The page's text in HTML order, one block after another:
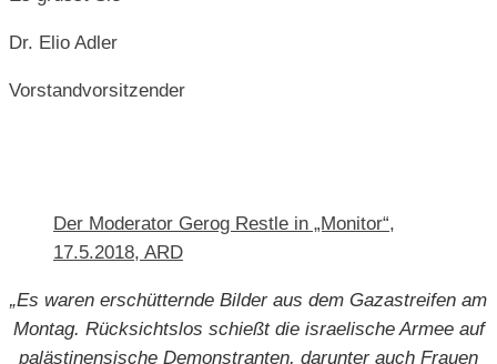
Dr. Elio Adler
Vorstandvorsitzender
Der Moderator Gerog Restle in „Monitor“,
17.5.2018, ARD
„Es waren erschütternde Bilder aus dem Gazastreifen am
Montag. Rücksichtslos schießt die israelische Armee auf
palästinensische Demonstranten, darunter auch Frauen